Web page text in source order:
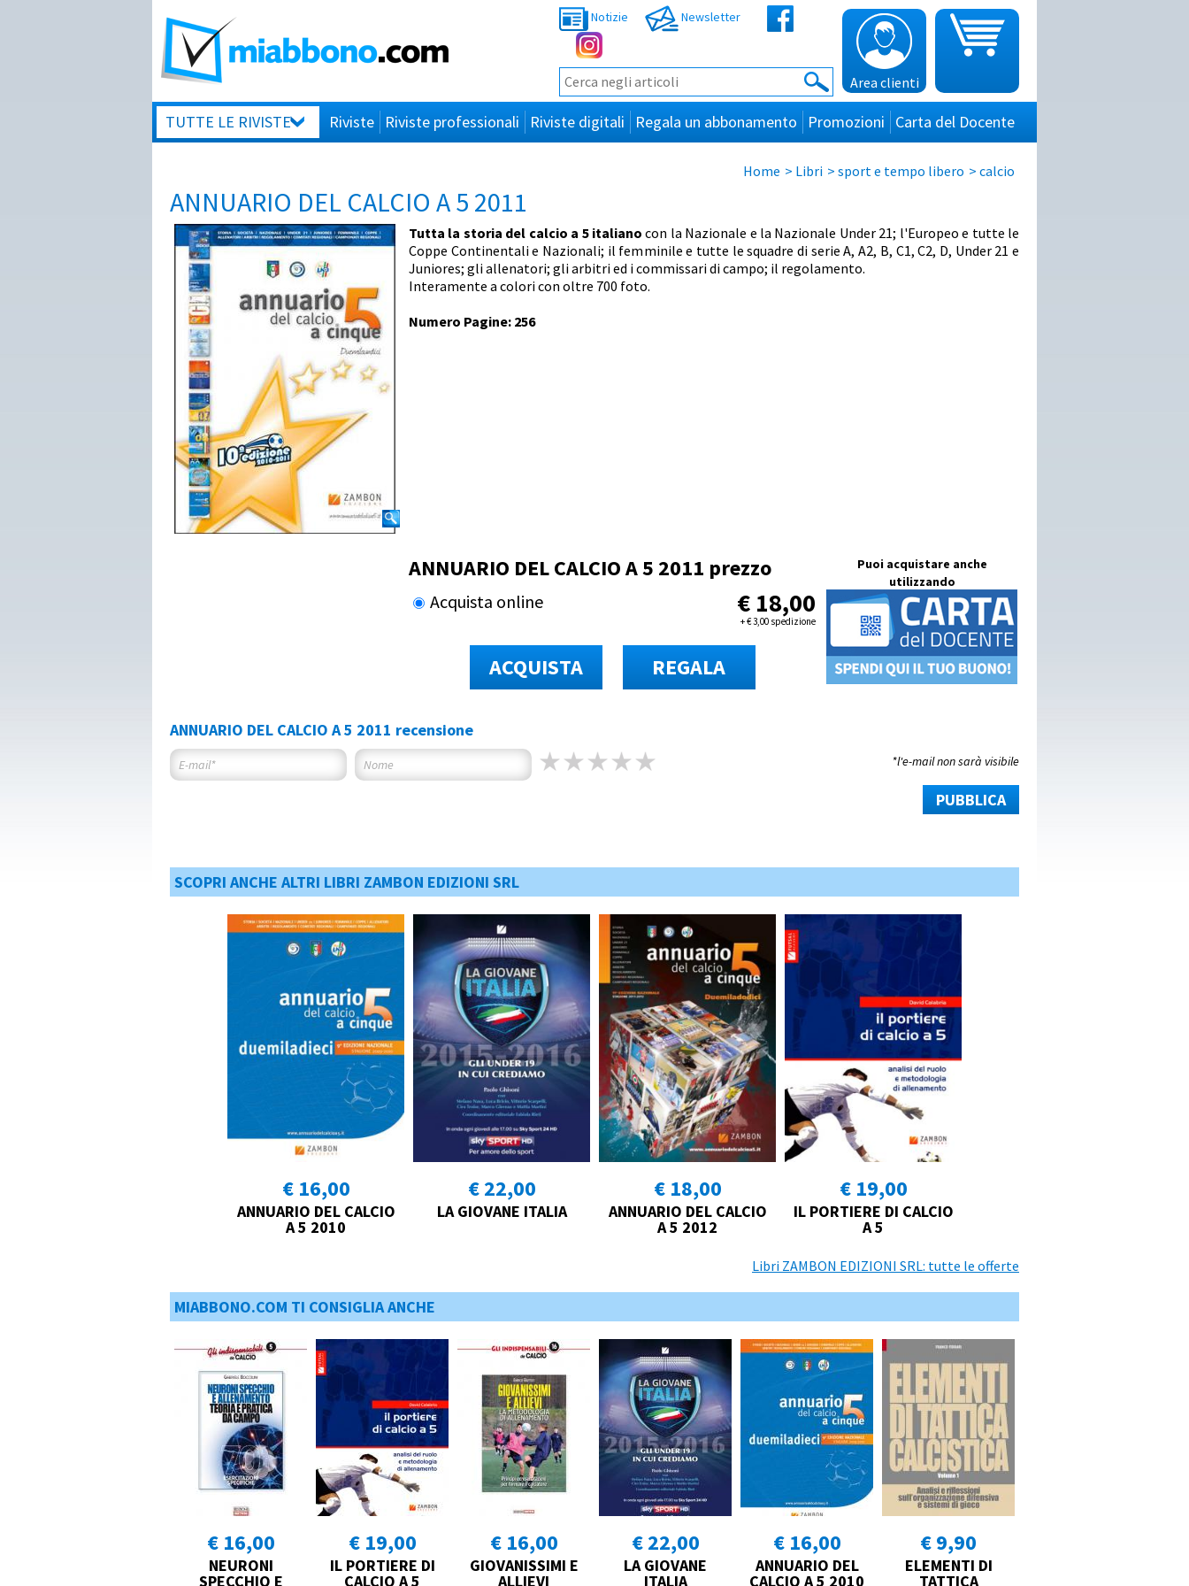
Notizie Newsletter
Area clienti
TUTTE LE RIVISTE Riviste Riviste professionali Riviste digitali Regala un abbonamento Promozioni Carta del Docente
Home > Libri > sport e tempo libero > calcio
ANNUARIO DEL CALCIO A 5 2011
Tutta la storia del calcio a 5 italiano con la Nazionale e la Nazionale Under 21; l'Europeo e tutte le
Coppe Continentali e Nazionali; il femminile e tutte le squadre di serie A, A2, B, C1, C2, D, Under 21 e
Juniores; gli allenatori; gli arbitri ed i commissari di campo; il regolamento.
Interamente a colori con oltre 700 foto.
Numero Pagine: 256
ANNUARIO DEL CALCIO A 5 2011 prezzo
Acquista online € 18,00
+€3,00 spedizione
ACQUISTA REGALA
Puoi acquistare anche
utilizzando
ANNUARIO DEL CALCIO A 5 2011 recensione
*l'e-mail non sarà visibile
PUBBLICA
SCOPRI ANCHE ALTRI LIBRI ZAMBON EDIZIONI SRL
€ 16,00
ANNUARIO DEL CALCIO
A 5 2010
€ 22,00
LA GIOVANE ITALIA
€ 18,00
ANNUARIO DEL CALCIO
A 5 2012
€ 19,00
IL PORTIERE DI CALCIO
A 5
Libri ZAMBON EDIZIONI SRL: tutte le offerte
MIABBONO.COM TI CONSIGLIA ANCHE
€ 16,00
NEURONI
SPECCHIO E
€ 19,00
IL PORTIERE DI
CALCIO A 5
€ 16,00
GIOVANISSIMI E
ALLIEVI
€ 22,00
LA GIOVANE
ITALIA
€ 16,00
ANNUARIO DEL
CALCIO A 5 2010
€ 9,90
ELEMENTI DI
TATTICA